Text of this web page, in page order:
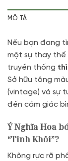
MÔ TẢ
Nếu bạn đang
một sự thay thế
truyền thống thì
Sở hữu tông
(vintage) và sự
đến cảm giác
Ý Nghĩa Hoa
“Tinh Khôi”?
Không rực rỡ